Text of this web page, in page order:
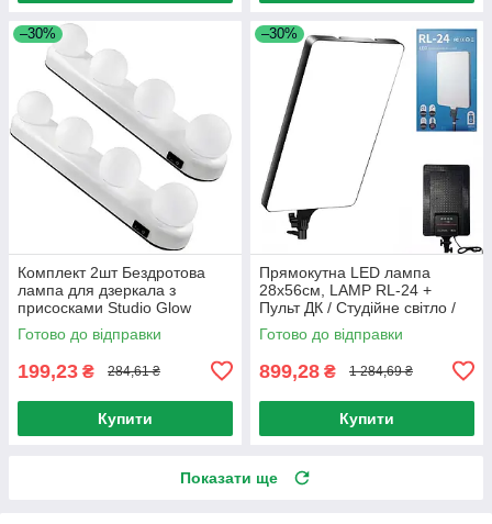
–30%
Комплект 2шт Бездротова
лампа для дзеркала з
присосками Studio Glow
Білий / Підсвічування для
дзеркала
Готово до відправки
199,23 ₴ 284,61 ₴
Купити
–30%
Прямокутна LED лампа
28х56см, LAMP RL-24 +
Пульт ДК / Студійне світло /
Світлодіодна селфі лампа
Готово до відправки
899,28 ₴ 1 284,69 ₴
Купити
Показати ще